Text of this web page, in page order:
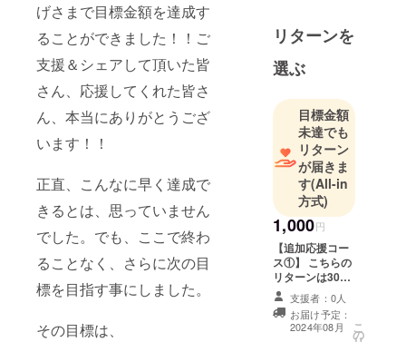
げさまで目標金額を達成す
ることができました！！ご
支援＆シェアして頂いた皆
さん、応援してくれた皆さ
ん、本当にありがとうござ
います！！
正直、こんなに早く達成で
きるとは、思っていません
でした。でも、ここで終わ
ることなく、さらに次の目
標を目指す事にしました。
その目標は、
（時々キー
ボード）ユ
ニットを組
んでいま
す。お客様
とまた一緒
に、音楽を
楽しめる日
を夢見なが
ら、一から
出直そうと
頑張ってい
ます。
リターンを
選ぶ
目標金額
未達でも
リターン
が届きま
す(All-in
方式)
1,000円
【追加応援コー
ス①】 こちらの
リターンは3000
円のリターンと
同じ内容となり
ます。 初めてご
支援いただく
支援者：0人
お届け予定：
2024年08月
こ
の